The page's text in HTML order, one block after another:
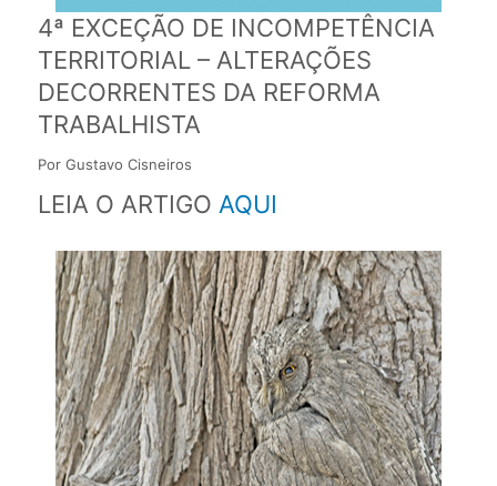
4ª EXCEÇÃO DE INCOMPETÊNCIA
TERRITORIAL – ALTERAÇÕES
DECORRENTES DA REFORMA
TRABALHISTA
Por Gustavo Cisneiros
LEIA O ARTIGO AQUI